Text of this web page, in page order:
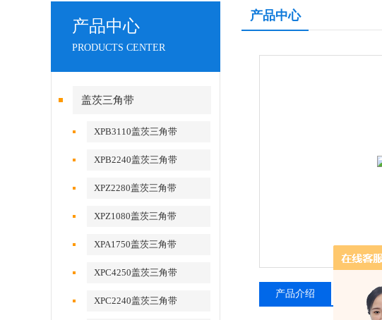
产品中心
PRODUCTS CENTER
盖茨三角带
XPB3110盖茨三角带
XPB2240盖茨三角带
XPZ2280盖茨三角带
XPZ1080盖茨三角带
XPA1750盖茨三角带
XPC4250盖茨三角带
XPC2240盖茨三角带
产品中心
产品介绍 相关